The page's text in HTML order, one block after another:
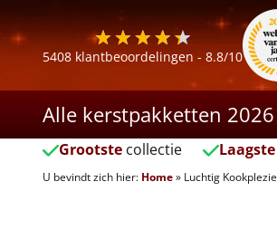
5408 klantbeoordelingen - 8.8/10
Alle kerstpakketten 2026
Grootste collectie Laagste
U bevindt zich hier: Home» Luchtig